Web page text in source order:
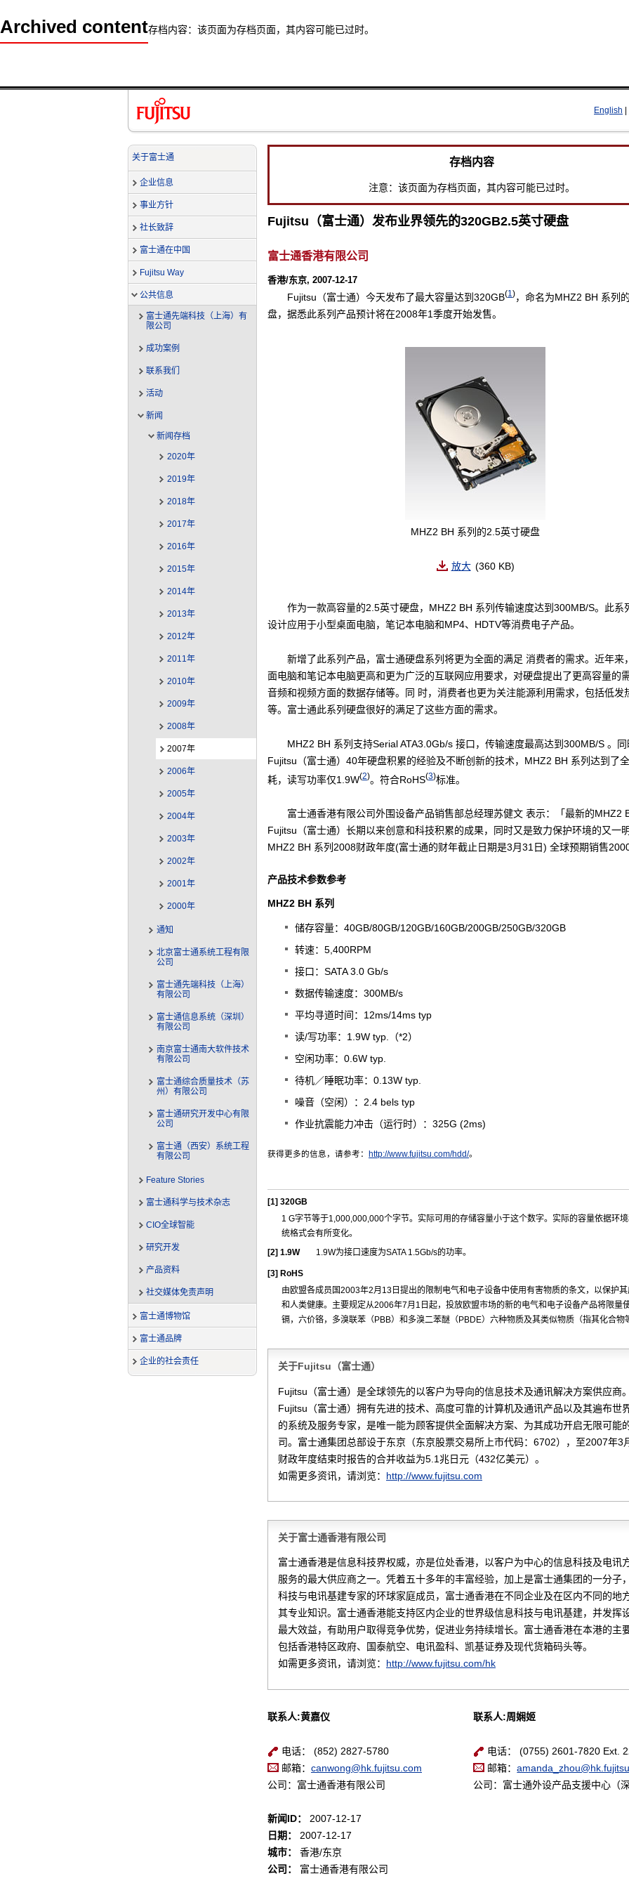
Archived content存档内容：该页面为存档页面，其内容可能已过时。
English |
关于富士通
企业信息
事业方针
社长致辞
富士通在中国
Fujitsu Way
公共信息
富士通先端科技（上海）有
限公司
成功案例
联系我们
活动
新闻
新闻存档
2020年
2019年
2018年
2017年
2016年
2015年
2014年
2013年
2012年
2011年
2010年
2009年
2008年
2007年
2006年
2005年
2004年
2003年
2002年
2001年
2000年
通知
北京富士通系统工程有限
公司
富士通先端科技（上海）
有限公司
富士通信息系统（深圳）
有限公司
南京富士通南大软件技术
有限公司
富士通综合质量技术（苏
州）有限公司
富士通研究开发中心有限
公司
富士通（西安）系统工程
有限公司
Feature Stories
富士通科学与技术杂志
CIO全球智能
研究开发
产品资料
社交媒体免责声明
富士通博物馆
富士通品牌
企业的社会责任
存档内容
注意：该页面为存档页面，其内容可能已过时。
Fujitsu（富士通）发布业界领先的320GB2.5英寸硬盘
富士通香港有限公司
香港/东京, 2007-12-17
Fujitsu（富士通）今天发布了最大容量达到320GB(1)，命名为MHZ2 BH 系列
盘，据悉此系列产品预计将在2008年1季度开始发售。
MHZ2 BH 系列的2.5英寸硬盘
放大 (360 KB)
作为一款高容量的2.5英寸硬盘，MHZ2 BH 系列传输速度达到300MB/S。此系
设计应用于小型桌面电脑，笔记本电脑和MP4、HDTV等消费电子产品。
新增了此系列产品，富士通硬盘系列将更为全面的满足 消费者的需求。近年来
面电脑和笔记本电脑更高和更为广泛的互联网应用要求，对硬盘提出了更高容量的
音频和视频方面的数据存储等。同 时，消费者也更为关注能源利用需求，包括低发
等。富士通此系列硬盘很好的满足了这些方面的需求。
MHZ2 BH 系列支持Serial ATA3.0Gb/s 接口，传输速度最高达到300MB/S 。
Fujitsu（富士通）40年硬盘积累的经验及不断创新的技术，MHZ2 BH 系列达到了
耗，读写功率仅1.9W(2)。符合RoHS(3)标准。
富士通香港有限公司外围设备产品销售部总经理苏健文 表示：「最新的MHZ2
Fujitsu（富士通）长期以来创意和科技积累的成果，同时又是致力保护环境的又一明
MHZ2 BH 系列2008财政年度(富士通的财年截止日期是3月31日) 全球预期销售2000
产品技术参数参考
MHZ2 BH 系列
储存容量：40GB/80GB/120GB/160GB/200GB/250GB/320GB
转速：5,400RPM
接口：SATA 3.0 Gb/s
数据传输速度：300MB/s
平均寻道时间：12ms/14ms typ
读/写功率：1.9W typ.（*2）
空闲功率：0.6W typ.
待机／睡眠功率：0.13W typ.
噪音（空闲）：2.4 bels typ
作业抗震能力冲击（运行时）：325G (2ms)
获得更多的信息，请参考： http://www.fujitsu.com/hdd/。
[1] 320GB
1 G字节等于1,000,000,000个字节。实际可用的存储容量小于这个数字。实际的容量依据环
统格式会有所变化。
[2] 1.9W 1.9W为接口速度为SATA 1.5Gb/s的功率。
[3] RoHS
由欧盟各成员国2003年2月13日提出的限制电气和电子设备中使用有害物质的条文，以保护
和人类健康。主要规定从2006年7月1日起，投放欧盟市场的新的电气和电子设备产品将限量使
镉，六价铬，多溴联苯（PBB）和多溴二苯醚（PBDE）六种物质及其类似物质（指其化合物
关于Fujitsu（富士通）
Fujitsu（富士通）是全球领先的以客户为导向的信息技术及通讯解决方案供应商。
Fujitsu（富士通）拥有先进的技术、高度可靠的计算机及通讯产品以及其遍布世
的系统及服务专家，是唯一能为顾客提供全面解决方案、为其成功开启无限可能
司。富士通集团总部设于东京（东京股票交易所上市代码：6702），至2007年3
财政年度结束时报告的合并收益为5.1兆日元（432亿美元）。
如需更多资讯，请浏览： http://www.fujitsu.com
关于富士通香港有限公司
富士通香港是信息科技界权威，亦是位处香港，以客户为中心的信息科技及电讯
服务的最大供应商之一。凭着五十多年的丰富经验，加上是富士通集团的一分子
科技与电讯基建专家的环球家庭成员，富士通香港在不同企业及在区内不同的地
其专业知识。富士通香港能支持区内企业的世界级信息科技与电讯基建，并发挥
最大效益，有助用户取得竞争优势，促进业务持续增长。富士通香港在本港的主
包括香港特区政府、国泰航空、电讯盈科、凯基证券及现代货箱码头等。
如需更多资讯，请浏览： http://www.fujitsu.com/hk
联系人:黄嘉仪
电话： (852) 2827-5780
邮箱： canwong@hk.fujitsu.com
公司：富士通香港有限公司
联系人:周娴姬
电话： (0755) 2601-7820 Ext.
邮箱：
公司：富士通外设产品支援中心（深
新闻ID：
2007-12-17
日期：
2007-12-17
城市：
香港/东京
公司：
富士通香港有限公司